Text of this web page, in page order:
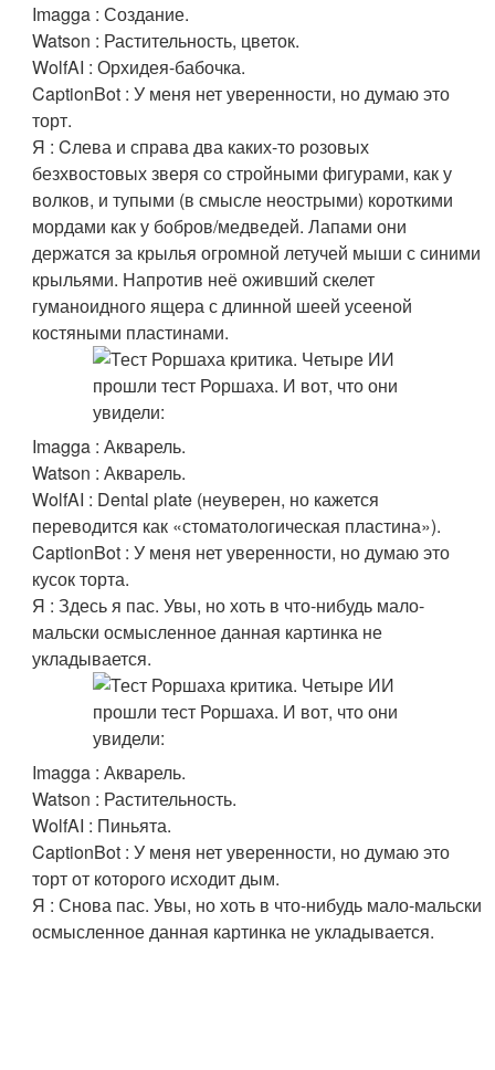
Imagga : Создание.
Watson : Растительность, цветок.
WolfAI : Орхидея-бабочка.
CaptionBot : У меня нет уверенности, но думаю это
торт.
Я : Cлева и справа два каких-то розовых
безхвостовых зверя со стройными фигурами, как у
волков, и тупыми (в смысле неострыми) короткими
мордами как у бобров/медведей. Лапами они
держатся за крылья огромной летучей мыши с синими
крыльями. Напротив неё оживший скелет
гуманоидного ящера с длинной шеей усееной
костяными пластинами.
Imagga : Акварель.
Watson : Акварель.
WolfAI : Dental plate (неуверен, но кажется
переводится как «стоматологическая пластина»).
CaptionBot : У меня нет уверенности, но думаю это
кусок торта.
Я : Здесь я пас. Увы, но хоть в что-нибудь мало-
мальски осмысленное данная картинка не
укладывается.
Imagga : Акварель.
Watson : Растительность.
WolfAI : Пиньята.
CaptionBot : У меня нет уверенности, но думаю это
торт от которого исходит дым.
Я : Снова пас. Увы, но хоть в что-нибудь мало-мальски
осмысленное данная картинка не укладывается.